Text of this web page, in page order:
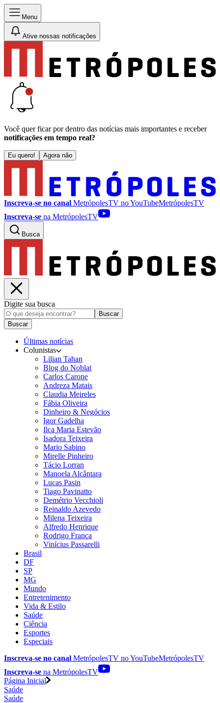
Menu
Ative nossas notificações
Você quer ficar por dentro das notícias mais importantes e receber
notificações em tempo real?
Eu quero! Agora não
Inscreva-se no canal MetrópolesTV noYouTubeMetrópolesTV
Inscreva-se na MetrópolesTV
Busca
Digite sua busca
Buscar
Buscar
Últimas notícias
Colunistas
Lilian Tahan
Blog do Noblat
Carlos Carone
Andreza Matais
Claudia Meireles
Fábia Oliveira
Dinheiro & Negócios
Igor Gadelha
Ilca Maria Estevão
Isadora Teixeira
Mario Sabino
Mirelle Pinheiro
Tácio Lorran
Manoela Alcântara
Lucas Pasin
Tiago Pavinatto
Demétrio Vecchioli
Reinaldo Azevedo
Milena Teixeira
Alfredo Henrique
Rodrigo França
Vinícius Passarelli
Brasil
DF
SP
MG
Mundo
Entretenimento
Vida & Estilo
Saúde
Ciência
Esportes
Especiais
Inscreva-se no canal MetrópolesTV noYouTubeMetrópolesTV
Inscreva-se na MetrópolesTV
Página Inicial
Saúde
Saúde